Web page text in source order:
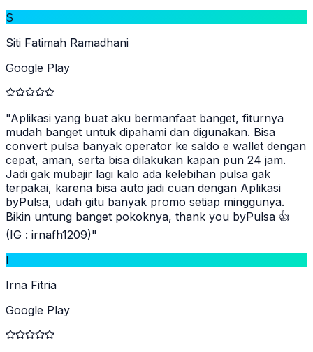
S
Siti Fatimah Ramadhani
Google Play
"Aplikasi yang buat aku bermanfaat banget, fiturnya
mudah banget untuk dipahami dan digunakan. Bisa
convert pulsa banyak operator ke saldo e wallet dengan
cepat, aman, serta bisa dilakukan kapan pun 24 jam.
Jadi gak mubajir lagi kalo ada kelebihan pulsa gak
terpakai, karena bisa auto jadi cuan dengan Aplikasi
byPulsa, udah gitu banyak promo setiap minggunya.
Bikin untung banget pokoknya, thank you byPulsa 👍
(IG : irnafh1209)"
I
Irna Fitria
Google Play